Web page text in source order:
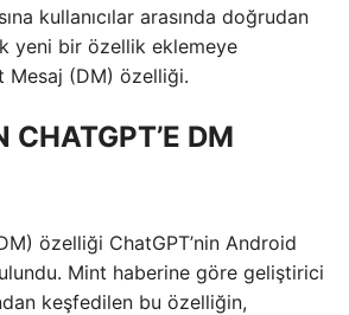
kullanıcılar arasında doğrudan
yeni bir özellik eklemeye
Mesaj (DM) özelliği.
CHATGPT’E DM
özelliği ChatGPT’nin Android
Mint haberine göre geliştirici
keşfedilen bu özelliğin,